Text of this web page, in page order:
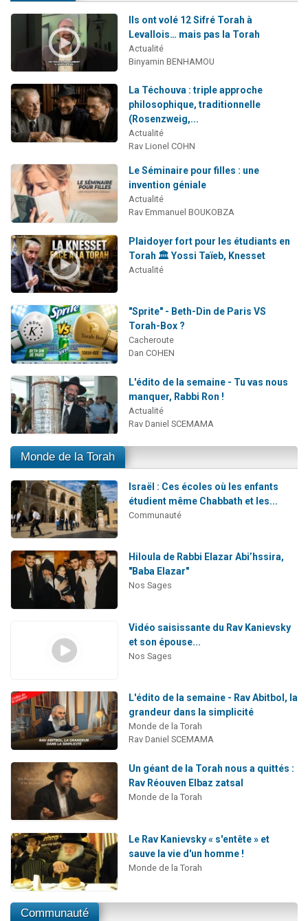
Il reste 49 places pour étudier en groupe sur Zoom
2 nouvelles musiques dans Torah-Box Music
Ils ont volé 12 Sifré Torah à
Levallois… mais pas la Torah
Actualité
Binyamin BENHAMOU
La Téchouva : triple approche
philosophique, traditionnelle
(Rosenzweig,...
Actualité
Rav Lionel COHN
Le Séminaire pour filles : une
invention géniale
Actualité
Rav Emmanuel BOUKOBZA
Plaidoyer fort pour les étudiants en
Torah 🏛️ Yossi Taïeb, Knesset
Actualité
"Sprite" - Beth-Din de Paris VS
Torah-Box ?
Cacheroute
Dan COHEN
L'édito de la semaine - Tu vas nous
manquer, Rabbi Ron !
Actualité
Rav Daniel SCEMAMA
Monde de la Torah
Israël : Ces écoles où les enfants
étudient même Chabbath et les...
Communauté
Hiloula de Rabbi Elazar Abi’hssira,
"Baba Elazar"
Nos Sages
Vidéo saisissante du Rav Kanievsky
et son épouse...
Nos Sages
L'édito de la semaine - Rav Abitbol, la
grandeur dans la simplicité
Monde de la Torah
Rav Daniel SCEMAMA
Un géant de la Torah nous a quittés :
Rav Réouven Elbaz zatsal
Monde de la Torah
Le Rav Kanievsky « s'entête » et
sauve la vie d'un homme !
Monde de la Torah
Communauté